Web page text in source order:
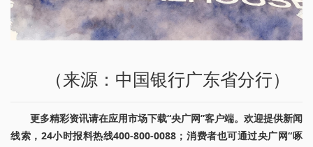
（来源：中国银行广东省分行）
更多精彩资讯请在应用市场下载“央广网”客户端。欢迎提供新闻
线索，24小时报料热线400-800-0088；消费者也可通过央广网“啄